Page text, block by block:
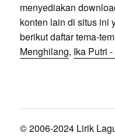
menyediakan
konten lain di situs ini
berikut daftar tema-
Menghilang, Ika Putri
© 2006-2024 Lirik